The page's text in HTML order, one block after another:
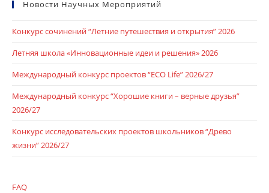
Новости Научных Мероприятий
Конкурс сочинений “Летние путешествия и открытия” 2026
Летняя школа «Инновационные идеи и решения» 2026
Международный конкурс проектов “ECO Life” 2026/27
Международный конкурс “Хорошие книги – верные друзья”
2026/27
Конкурс исследовательских проектов школьников “Древо
жизни” 2026/27
FAQ